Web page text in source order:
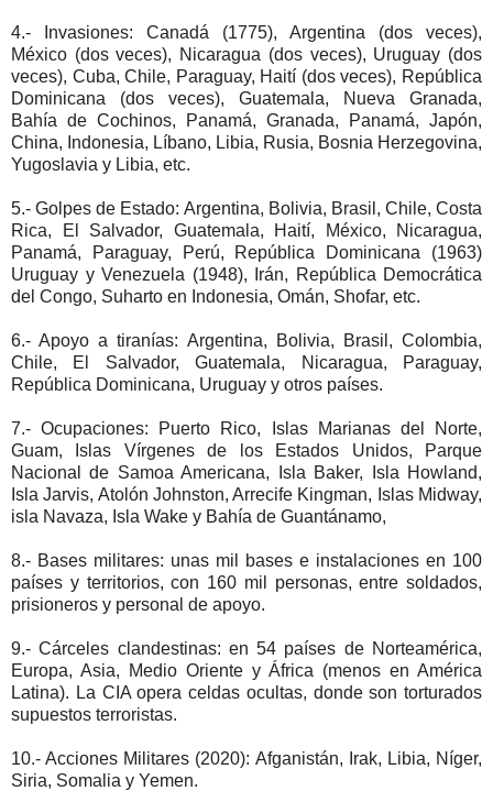
4.- Invasiones: Canadá (1775), Argentina (dos veces),
México (dos veces), Nicaragua (dos veces), Uruguay (dos
veces), Cuba, Chile, Paraguay, Haití (dos veces), República
Dominicana (dos veces), Guatemala, Nueva Granada,
Bahía de Cochinos, Panamá, Granada, Panamá, Japón,
China, Indonesia, Líbano, Libia, Rusia, Bosnia Herzegovina,
Yugoslavia y Libia, etc.
5.- Golpes de Estado: Argentina, Bolivia, Brasil, Chile, Costa
Rica, El Salvador, Guatemala, Haití, México, Nicaragua,
Panamá, Paraguay, Perú, República Dominicana (1963)
Uruguay y Venezuela (1948), Irán, República Democrática
del Congo, Suharto en Indonesia, Omán, Shofar, etc.
6.- Apoyo a tiranías: Argentina, Bolivia, Brasil, Colombia,
Chile, El Salvador, Guatemala, Nicaragua, Paraguay,
República Dominicana, Uruguay y otros países.
7.- Ocupaciones: Puerto Rico, Islas Marianas del Norte,
Guam, Islas Vírgenes de los Estados Unidos, Parque
Nacional de Samoa Americana, Isla Baker, Isla Howland,
Isla Jarvis, Atolón Johnston, Arrecife Kingman, Islas Midway,
isla Navaza, Isla Wake y Bahía de Guantánamo,
8.- Bases militares: unas mil bases e instalaciones en 100
países y territorios, con 160 mil personas, entre soldados,
prisioneros y personal de apoyo.
9.- Cárceles clandestinas: en 54 países de Norteamérica,
Europa, Asia, Medio Oriente y África (menos en América
Latina). La CIA opera celdas ocultas, donde son torturados
supuestos terroristas.
10.- Acciones Militares (2020): Afganistán, Irak, Libia, Níger,
Siria, Somalia y Yemen.